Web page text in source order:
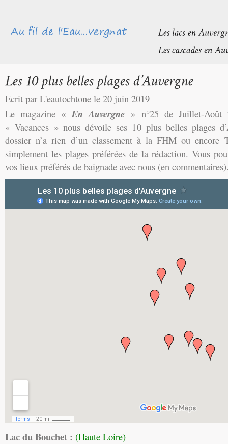
Ecrit par L'eautochtone le 20 juin 2019
Le magazine « En Auvergne » n°25 de Juillet-Août
« Vacances » nous dévoile ses 10 plus belles plages
dossier n’a rien d’un classement à la FHM ou encore
simplement les plages préférées de la rédaction. Vous
vos lieux préférés de baignade avec nous (en
Lac du Bouchet : (Haute Loire)